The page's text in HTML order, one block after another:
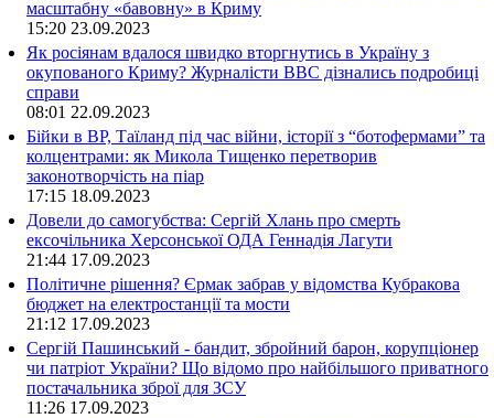
масштабну «бавовну» в Криму
15:20 23.09.2023
Як росіянам вдалося швидко вторгнутись в Україну з
окупованого Криму? Журналісти ВВС дізнались подробиці
справи
08:01 22.09.2023
Бійки в ВР, Таїланд під час війни, історії з “ботофермами” та
колцентрами: як Микола Тищенко перетворив
законотворчість на піар
17:15 18.09.2023
Довели до самогубства: Сергій Хлань про смерть
ексочільника Херсонської ОДА Геннадія Лагути
21:44 17.09.2023
Політичне рішення? Єрмак забрав у відомства Кубракова
бюджет на електростанції та мости
21:12 17.09.2023
Сергій Пашинський - бандит, збройний барон, корупціонер
чи патріот України? Що відомо про найбільшого приватного
постачальника зброї для ЗСУ
11:26 17.09.2023